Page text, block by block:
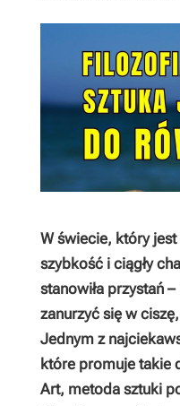
W świecie, który jest
szybkość i ciągły
stanowiła przystań
zanurzyć się w
Jednym z
które promuje takie
Art, metoda sztuki